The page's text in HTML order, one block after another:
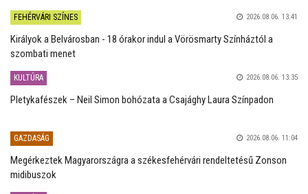
FEHÉRVÁRI SZÍNES 2026.08.06. 13:41
Királyok a Belvárosban - 18 órakor indul a Vörösmarty Színháztól a
szombati menet
KULTÚRA 2026.08.06. 13:35
Pletykafészek – Neil Simon bohózata a Csajághy Laura Színpadon
GAZDASÁG 2026.08.06. 11:04
Megérkeztek Magyarországra a székesfehérvári rendeltetésű Zonson
midibuszok